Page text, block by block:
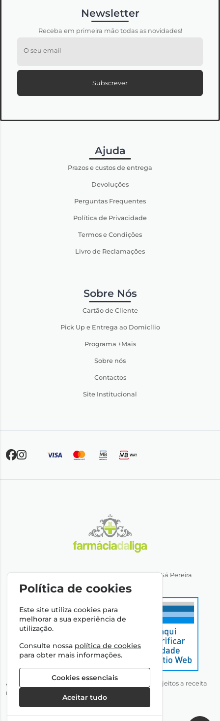
Newsletter
Receba em primeira mão todas as novidades!
O seu email
Subscrever
Ajuda
Prazos e custos de entrega
Devoluções
Perguntas Frequentes
Política de Privacidade
Termos e Condições
Livro de Reclamações
Sobre Nós
Cartão de Cliente
Pick Up e Entrega ao Domicílio
Programa +Mais
Sobre nós
Contactos
Site Institucional
Direção Técnica: Dra. Ana Rita Miranda de Sá Pereira
NIPC: 501064974
Autorizado a disponibilizar medicamentos não sujeitos a receita
médica através da Internet pelo Infarmed, I.P.
Política de cookies
Este site utiliza cookies para
melhorar a sua experiência de
utilização.
Consulte nossa política de cookies
para obter mais informações.
Cookies essenciais
Aceitar tudo